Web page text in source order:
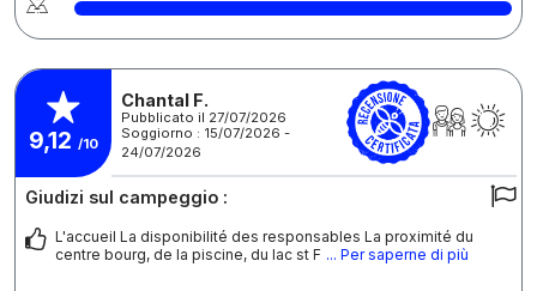
9,12 /10
Chantal F.
Pubblicato il 27/07/2026
Soggiorno : 15/07/2026 -
24/07/2026
Giudizi sul campeggio :
L'accueil La disponibilité des responsables La proximité du
centre bourg, de la piscine, du lac st F ... Per saperne di più